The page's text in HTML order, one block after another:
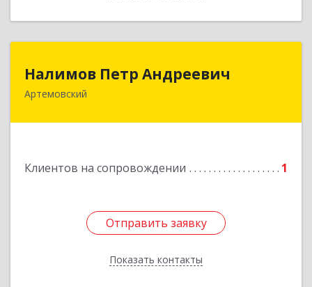
Налимов Петр Андреевич
Артемовский
Клиентов на сопровождении 1
Отправить заявку
Показать контакты
623780, Свердловская обл, Артемовский г,
Отправить заявку
Назад